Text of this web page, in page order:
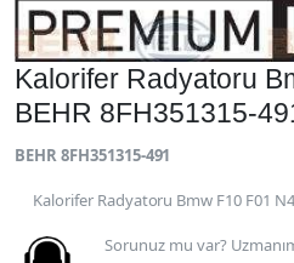
Kalorifer Radyatoru
BEHR 8FH351315-
BEHR 8FH351315-491
Kalorifer Radyatoru Bmw F10 F01
Sorunuz mu var?